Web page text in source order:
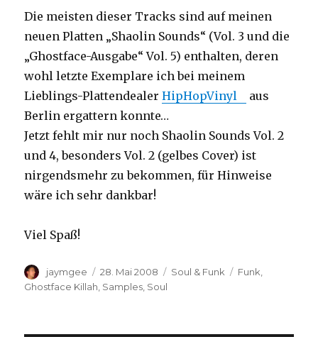
Die meisten dieser Tracks sind auf meinen
neuen Platten „Shaolin Sounds“ (Vol. 3 und die
„Ghostface-Ausgabe“ Vol. 5) enthalten, deren
wohl letzte Exemplare ich bei meinem
Lieblings-PlattendealerHipHopVinyl
aus
Berlin ergattern konnte…
Jetzt fehlt mir nur noch Shaolin Sounds Vol. 2
und 4, besonders Vol. 2 (gelbes Cover) ist
nirgendsmehr zu bekommen, für Hinweise
wäre ich sehr dankbar!
Viel Spaß!
Autor
jaymgee
Veröffentlicht
am
28. Mai 2008 Kategorien
Soul & Funk Schlagwörter
Funk
Ghostface Killah Samples Soul